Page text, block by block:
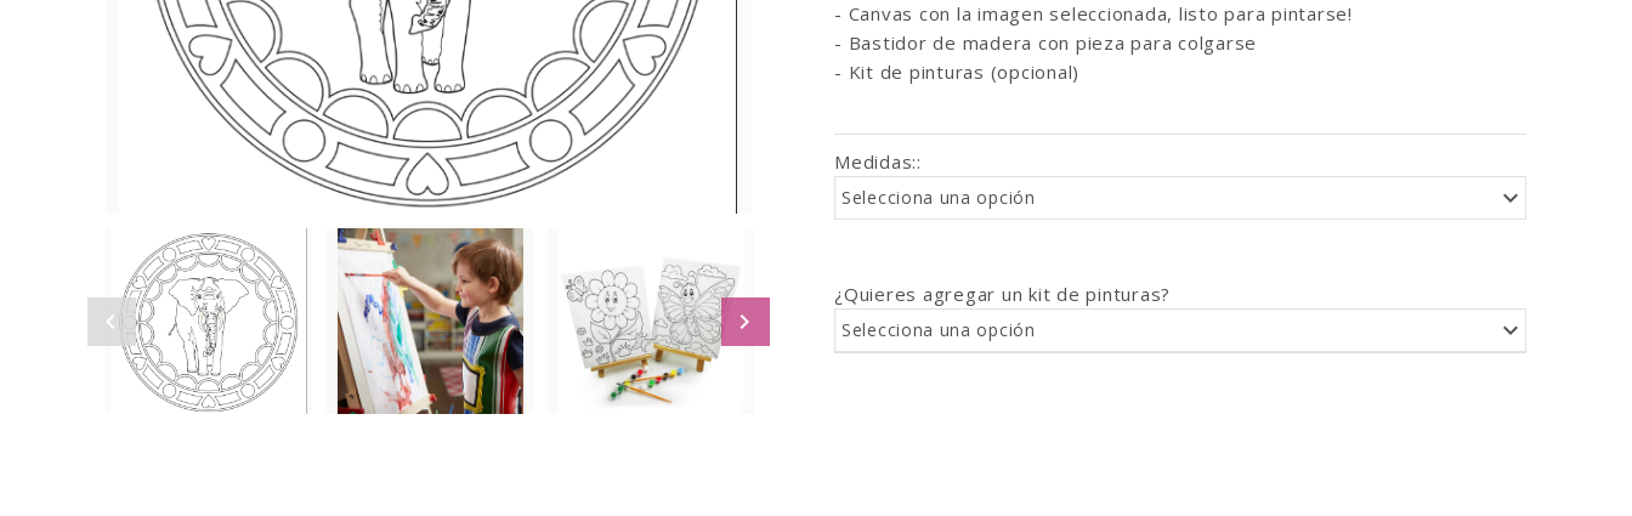
- Canvas con la imagen seleccionada, listo para pintarse!
- Bastidor de madera con pieza para colgarse
- Kit de pinturas (opcional)
Medidas::
Selecciona una opción
¿Quieres agregar un kit de pinturas?
Selecciona una opción